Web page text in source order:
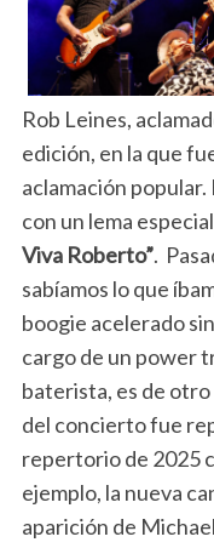
Rob Leines,
edición, en la que
aclamación
con un lema
Viva Roberto”.
sabíamos lo que
boogie acelerado
cargo de un power
baterista, es de
del concierto fue
repertorio de 2025
ejemplo, la nueva
aparición de